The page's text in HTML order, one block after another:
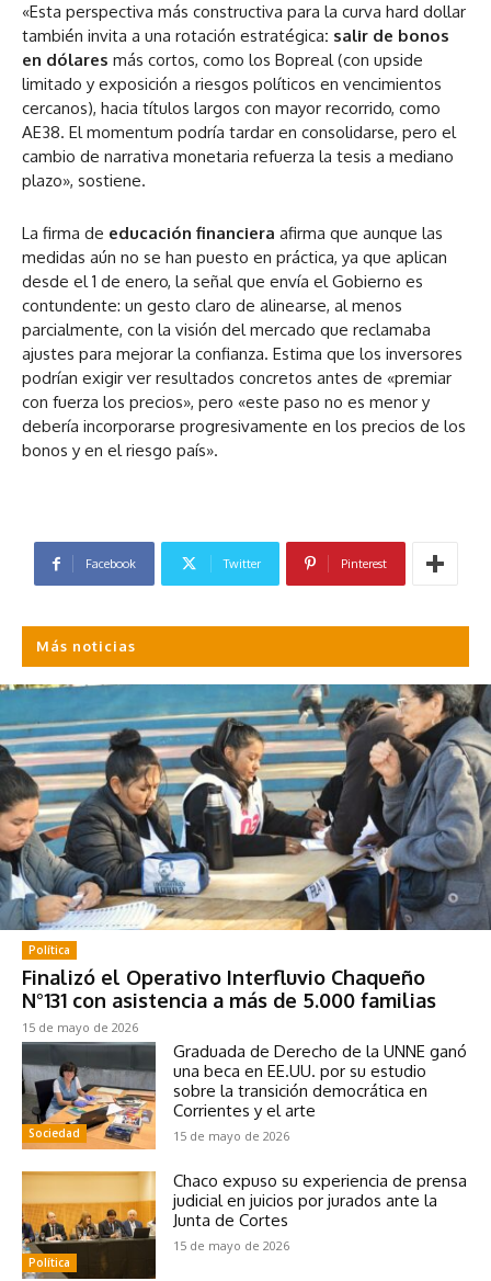
«Esta perspectiva más constructiva para la curva hard dollar
también invita a una rotación estratégica: salir de bonos
en dólares más cortos, como los Bopreal (con upside
limitado y exposición a riesgos políticos en vencimientos
cercanos), hacia títulos largos con mayor recorrido, como
AE38. El momentum podría tardar en consolidarse, pero el
cambio de narrativa monetaria refuerza la tesis a mediano
plazo», sostiene.
La firma de educación financiera afirma que aunque las
medidas aún no se han puesto en práctica, ya que aplican
desde el 1 de enero, la señal que envía el Gobierno es
contundente: un gesto claro de alinearse, al menos
parcialmente, con la visión del mercado que reclamaba
ajustes para mejorar la confianza. Estima que los inversores
podrían exigir ver resultados concretos antes de «premiar
con fuerza los precios», pero «este paso no es menor y
debería incorporarse progresivamente en los precios de los
bonos y en el riesgo país».
Facebook Twitter Pinterest
Más noticias
Política
Finalizó el Operativo Interfluvio Chaqueño
N°131 con asistencia a más de 5.000 familias
15 de mayo de 2026
Sociedad
Graduada de Derecho de la UNNE ganó
una beca en EE.UU. por su estudio
sobre la transición democrática en
Corrientes y el arte
15 de mayo de 2026
Política
Chaco expuso su experiencia de prensa
judicial en juicios por jurados ante la
Junta de Cortes
15 de mayo de 2026